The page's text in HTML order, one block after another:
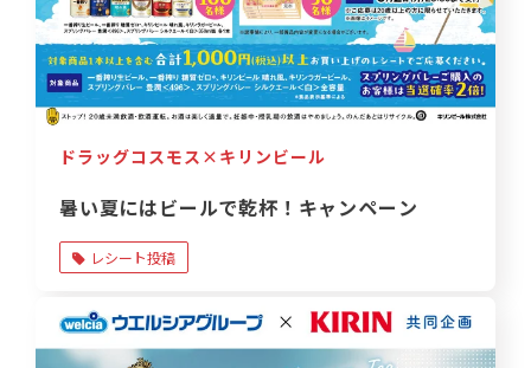
ドラッグコスモス×キリンビール
暑い夏にはビールで乾杯！キャンペーン
レシート投稿